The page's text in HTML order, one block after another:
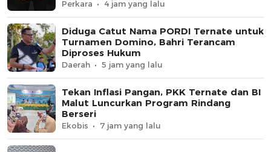
Perkara 4 jam yang lalu
Diduga Catut Nama PORDI Ternate untuk
Turnamen Domino, Bahri Terancam
Diproses Hukum
Daerah 5 jam yang lalu
Tekan Inflasi Pangan, PKK Ternate dan BI
Malut Luncurkan Program Rindang
Berseri
Ekobis 7 jam yang lalu